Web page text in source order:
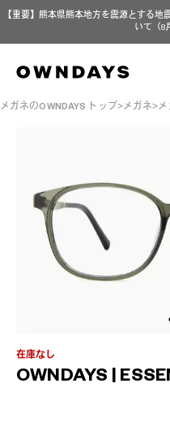
【重要】熊本県熊本地方を震源とする
いて（8
メガネのOWNDAYS トップ メガネ
在庫なし
OWNDAYS |